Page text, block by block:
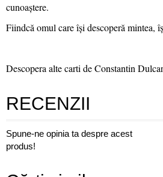
cunoaștere.
Fiindcă omul care își descoperă mintea,
Descopera alte carti de Constantin
RECENZII
Spune-ne opinia ta despre acest
produs!